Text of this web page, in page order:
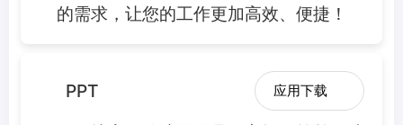
的需求，让您的工作更加高效、便捷！
PPT 应用下载